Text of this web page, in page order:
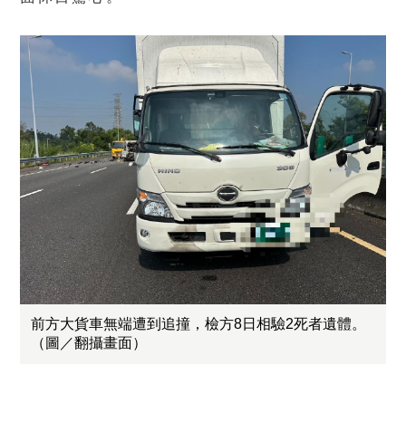
前方大貨車無端遭到追撞，檢方8日相驗2死者遺體。
（圖／翻攝畫面）